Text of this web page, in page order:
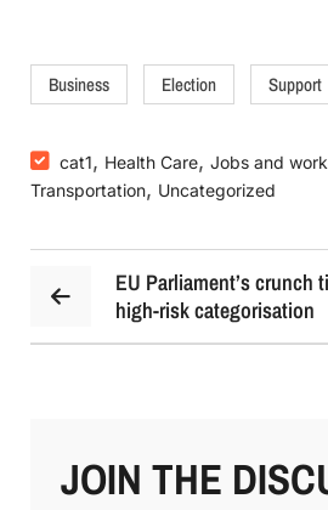
Business Election Support
cat1, Health Care, Jobs and
Transportation, Uncategorized
EU Parliament’s crunch
high-risk categorisation
JOIN THE